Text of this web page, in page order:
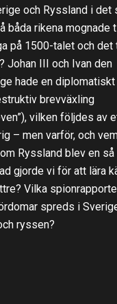
och Ryssland i det
båda rikena mognade
på 1500-talet och det
Johan III och Ivan den
hade en
brevväxling
vilken följdes av
– men varför, och
Ryssland blev en
gjorde vi för att lära
Vilka
spreds i
ryssen?